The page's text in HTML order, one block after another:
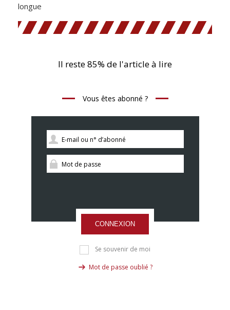
longue
Il reste 85% de l'article à lire
Vous êtes abonné ?
CONNEXION
Se souvenir de moi
Mot de passe oublié ?